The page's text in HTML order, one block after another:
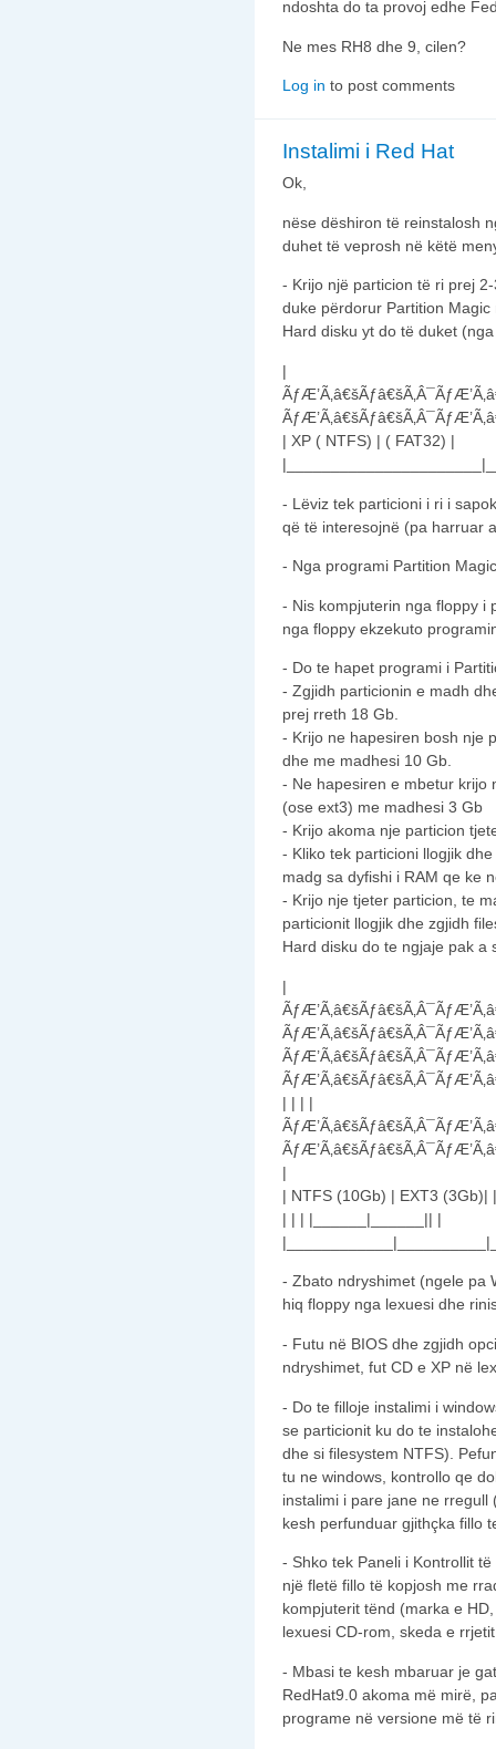
ndoshta do ta provoj edhe
Ne mes RH8 dhe 9, cilen?
Log in to post comments
Instalimi i Red Hat
Ok,
nëse dëshiron të reinstalosh
duhet të veprosh në këtë
- Krijo një particion të ri prej
duke përdorur Partition Magic
Hard disku yt do të duket
|
| XP ( NTFS) | ( FAT32) |
- Lëviz tek particioni i ri i
që të interesojnë (pa harruar
- Nga programi Partition
- Nis kompjuterin nga floppy i
nga floppy ekzekuto
- Do te hapet programi i
- Zgjidh particionin e madh
prej rreth 18 Gb.
- Krijo ne hapesiren bosh nje
dhe me madhesi 10 Gb.
- Ne hapesiren e mbetur krijo
(ose ext3) me madhesi 3 Gb
- Krijo akoma nje particion
- Kliko tek particioni llogjik
madg sa dyfishi i RAM qe ke
- Krijo nje tjeter particion, te
particionit llogjik dhe zgjidh
Hard disku do te ngjaje pak a
|
| | | |
|
| NTFS (10Gb) | EXT3 (3Gb)|
| | | |______|______|| |
- Zbato ndryshimet (ngele pa
hiq floppy nga lexuesi dhe
- Futu në BIOS dhe zgjidh
ndryshimet, fut CD e XP në
- Do te filloje instalimi i
se particionit ku do te
dhe si filesystem NTFS).
tu ne windows, kontrollo qe
instalimi i pare jane ne rregull
kesh perfunduar gjithçka fillo
- Shko tek Paneli i Kontrollit
një fletë fillo të kopjosh me
kompjuterit tënd (marka e
lexuesi CD-rom, skeda e
- Mbasi te kesh mbaruar je
RedHat9.0 akoma më mirë,
programe në versione më të